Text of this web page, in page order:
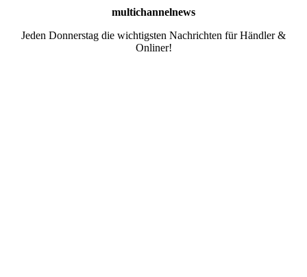
multichannelnews
Jeden Donnerstag die wichtigsten Nachrichten für Händler &
Onliner!